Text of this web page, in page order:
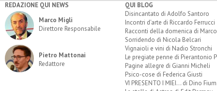
REDAZIONE QUI NEWS
Marco Migli
Direttore Responsabile
Pietro Mattonai
Redattore
QUI BLOG
Disincantato di Adolfo Santoro
Incontri d'arte di Riccardo Ferrucci
Racconti della domenica di
Sorridendo di Nicola Belcari
Vignaioli e vini di Nadio Stronchi
Le pregiate penne di Pierantonio
Pagine allegre di Gianni Micheli
Psico-cose di Federica Giusti
VI PRESENTO I MIEI... di Dino